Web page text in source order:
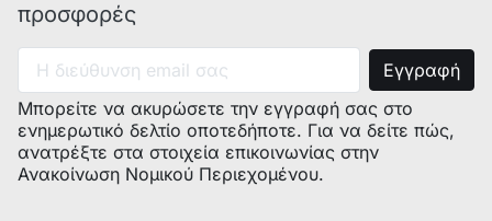
προσφορές
Μπορείτε να ακυρώσετε την εγγραφή σας στο
ενημερωτικό δελτίο οποτεδήποτε. Για να δείτε πώς,
ανατρέξτε στα στοιχεία επικοινωνίας στην
Ανακοίνωση Νομικού Περιεχομένου.